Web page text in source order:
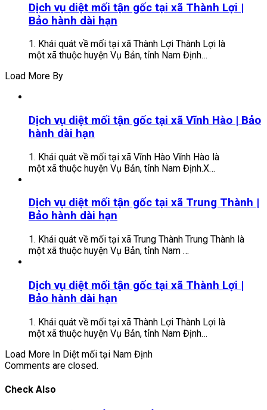
Dịch vụ diệt mối tận gốc tại xã Thành Lợi |
Bảo hành dài hạn
1. Khái quát về mối tại xã Thành Lợi Thành Lợi là
một xã thuộc huyện Vụ Bản, tỉnh Nam Định…
Load More By
Dịch vụ diệt mối tận gốc tại xã Vĩnh Hào | Bảo
hành dài hạn
1. Khái quát về mối tại xã Vĩnh Hào Vĩnh Hào là
một xã thuộc huyện Vụ Bản, tỉnh Nam Định.X…
Dịch vụ diệt mối tận gốc tại xã Trung Thành |
Bảo hành dài hạn
1. Khái quát về mối tại xã Trung Thành Trung Thành là
một xã thuộc huyện Vụ Bản, tỉnh Nam …
Dịch vụ diệt mối tận gốc tại xã Thành Lợi |
Bảo hành dài hạn
1. Khái quát về mối tại xã Thành Lợi Thành Lợi là
một xã thuộc huyện Vụ Bản, tỉnh Nam Định…
Load More In Diệt mối tại Nam Định
Comments are closed.
Check Also